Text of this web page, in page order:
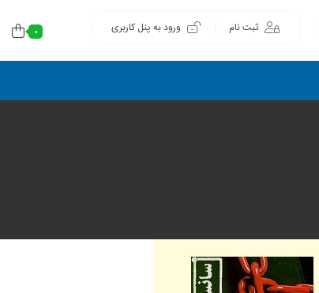
ثبت نام ورود به پنل کاربری 0